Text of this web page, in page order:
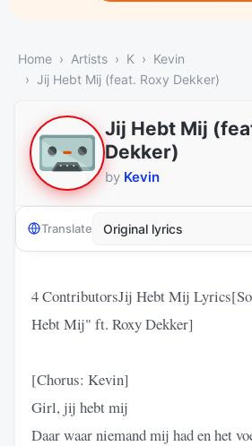
Home Artists K
Kevin
Jij Hebt Mij (feat. Roxy Dekker)
Jij Hebt Mij
Dekker)
by Kevin
Translate
4 ContributorsJij Hebt Mij
Hebt Mij" ft. Roxy Dekker]
[Chorus: Kevin]
Girl, jij hebt mij
Daar waar niemand mij had en het